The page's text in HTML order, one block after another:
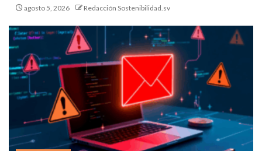
agosto 5, 2026 Redacción Sostenibilidad.sv